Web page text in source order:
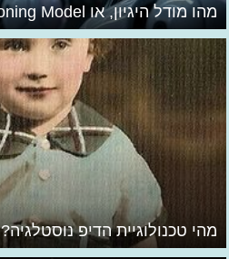
מהו מודל היגיון, או Reasoning Model?
מהי טכנולוגיית הדיפ נוסטלגיה?